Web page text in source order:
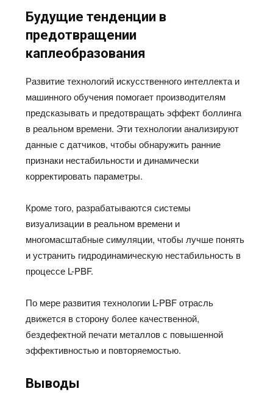
Будущие тенденции в
предотвращении
каплеобразования
Развитие технологий искусственного интеллекта и
машинного обучения помогает производителям
предсказывать и предотвращать эффект боллинга
в реальном времени. Эти технологии анализируют
данные с датчиков, чтобы обнаружить ранние
признаки нестабильности и динамически
корректировать параметры.
Кроме того, разрабатываются системы
визуализации в реальном времени и
многомасштабные симуляции, чтобы лучше понять
и устранить гидродинамическую нестабильность в
процессе L-PBF.
По мере развития технологии L-PBF отрасль
движется в сторону более качественной,
бездефектной печати металлов с повышенной
эффективностью и повторяемостью.
Выводы